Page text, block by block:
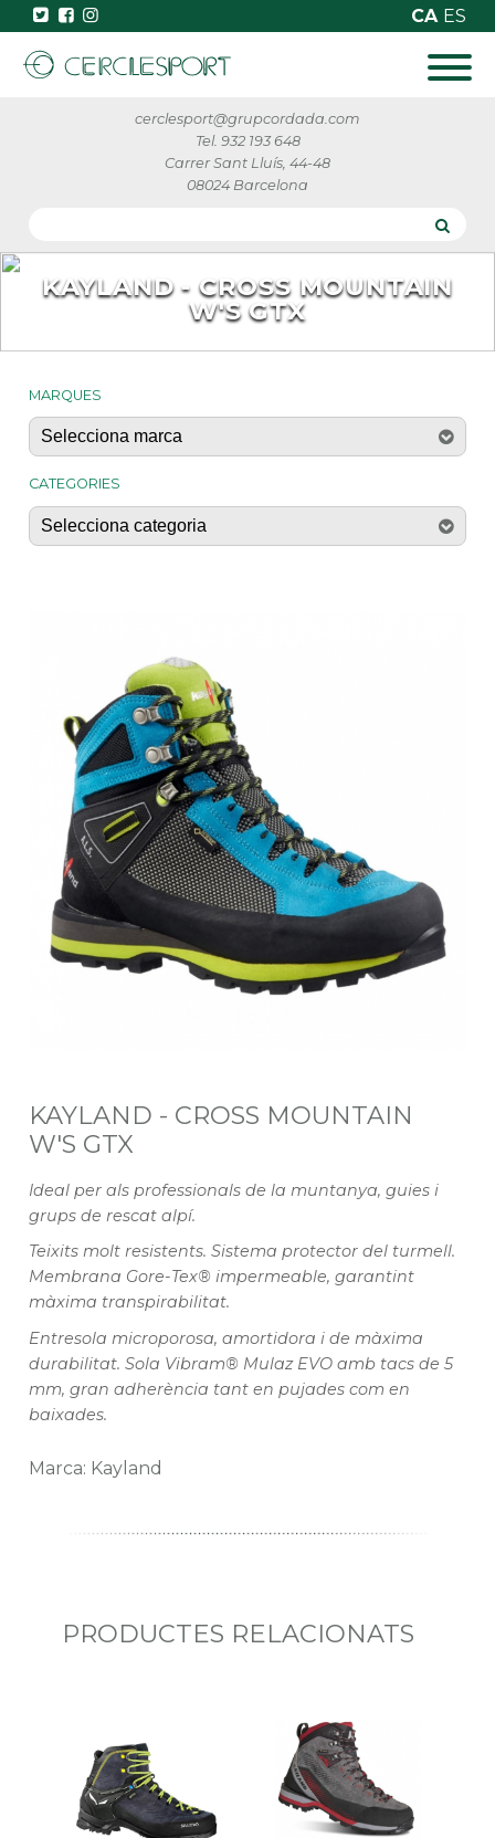
CA ES
cerclesport@grupcordada.com
Tel. 932 193 648
Carrer Sant Lluís, 44-48
08024 Barcelona
KAYLAND - CROSS MOUNTAIN
W'S GTX
MARQUES
CATEGORIES
KAYLAND - CROSS MOUNTAIN
W'S GTX
Marca: Kayland
Ideal per als professionals de la muntanya, guies i
grups de rescat alpí.
Teixits molt resistents. Sistema protector del turmell.
Membrana Gore-Tex® impermeable, garantint
màxima transpirabilitat.
Entresola microporosa, amortidora i de màxima
durabilitat. Sola Vibram® Mulaz EVO amb tacs de 5
mm, gran adherència tant en pujades com en
baixades.
PRODUCTES RELACIONATS